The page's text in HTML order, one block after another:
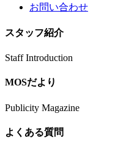
お問い合わせ
スタッフ紹介
Staff Introduction
MOSだより
Publicity Magazine
よくある質問